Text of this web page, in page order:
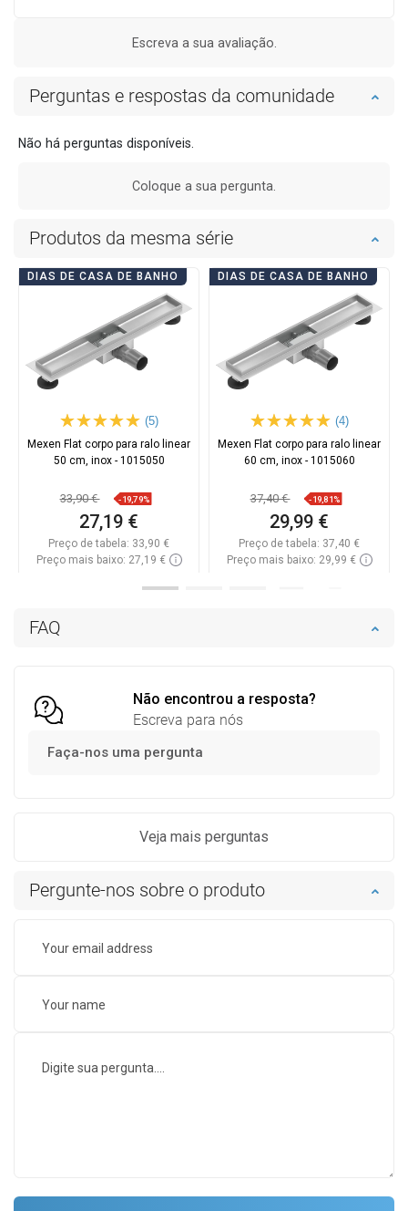
FAQ
Não encontrou a resposta?
Escreva para nós
Faça-nos uma pergunta
Veja mais perguntas
Escreva a sua avaliação.
Perguntas e respostas da comunidade
Não há perguntas disponíveis.
Coloque a sua pergunta.
Pergunte-nos sobre o produto
Produtos da mesma série
DIAS DE CASA DE BANHO
(5)
Mexen Flat corpo para ralo linear
50 cm, inox - 1015050
33,90 € -19,79%
27,19 €
Preço de tabela: 33,90 €
Preço mais baixo: 27,19 €
DIAS DE CASA DE BANHO
(4)
Mexen Flat corpo para ralo linear
60 cm, inox - 1015060
37,40 € -19,81%
29,99 €
Preço de tabela: 37,40 €
Preço mais baixo: 29,99 €